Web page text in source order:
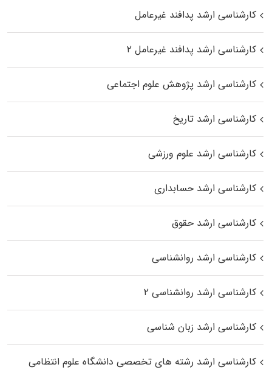
کارشناسی ارشد پدافند غیرعامل
کارشناسی ارشد پدافند غیرعامل ۲
کارشناسی ارشد پژوهش علوم اجتماعی
کارشناسی ارشد تاریخ
کارشناسی ارشد علوم ورزشی
کارشناسی ارشد حسابداری
کارشناسی ارشد حقوق
کارشناسی ارشد روانشناسی
کارشناسی ارشد روانشناسی ۲
کارشناسی ارشد زبان شناسی
کارشناسی ارشد رﺷﺘﻪ ﻫﺎی تخصصی داﻧﺸﮕﺎه ﻋﻠﻮم انتظامی